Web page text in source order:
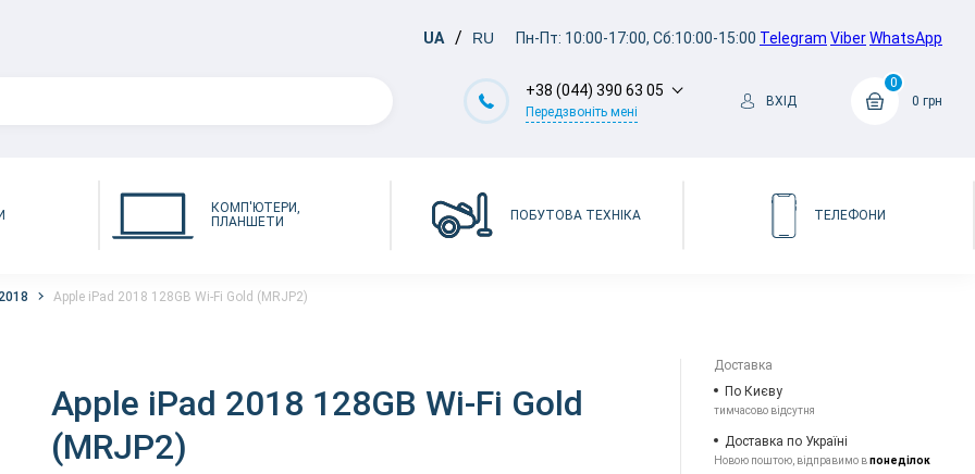
UA RU Пн-Пт: 10:00-17:00, Сб:10:00-15:00 Telegram ViberWhatsApp
+38 (044) 390 63 05
Передзвоніть мені
ВХІД
0
0 грн
КОМП'ЮТЕРИ,
ПЛАНШЕТИ
ПОБУТОВА ТЕХНІКА ТЕЛЕФОНИ
Apple iPad 2018 128GB Wi-Fi Gold (MRJP2)
Apple iPad 2018 128GB Wi-Fi Gold
(MRJP2)
Доставка
По Києву
тимчасово відсутня
Доставка по Україні
Новою поштою, відправимо впонеділок